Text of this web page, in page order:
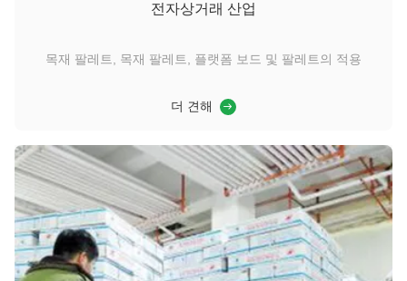
전자상거래 산업
목재 팔레트, 목재 팔레트, 플랫폼 보드 및 팔레트의 적용
더 견해